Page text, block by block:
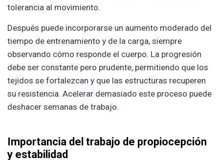
tolerancia al movimiento.
Después puede incorporarse un aumento moderado del
tiempo de entrenamiento y de la carga, siempre
observando cómo responde el cuerpo. La progresión
debe ser constante pero prudente, permitiendo que los
tejidos se fortalezcan y que las estructuras recuperen
su resistencia. Acelerar demasiado este proceso puede
deshacer semanas de trabajo.
Importancia del trabajo de propiocepción
y estabilidad